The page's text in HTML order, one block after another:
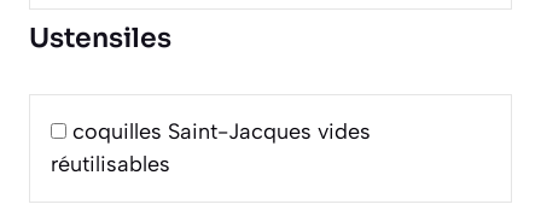
Ustensiles
coquilles Saint-Jacques vides
réutilisables